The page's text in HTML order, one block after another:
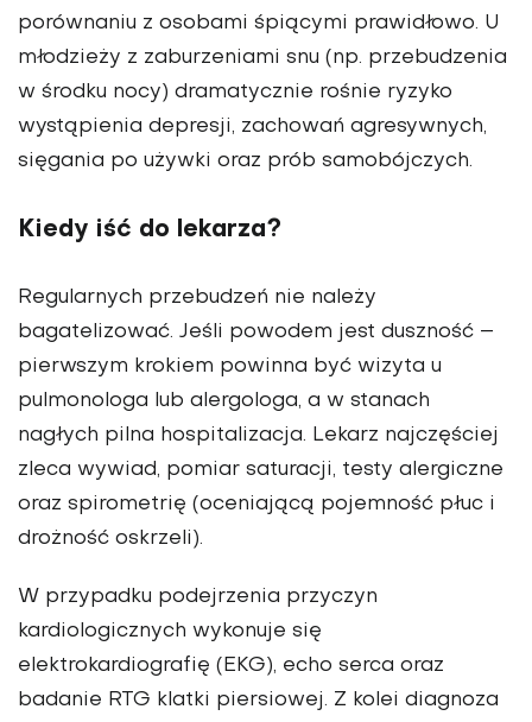
porównaniu z osobami śpiącymi prawidłowo. U
młodzieży z zaburzeniami snu (np. przebudzenia
w środku nocy) dramatycznie rośnie ryzyko
wystąpienia depresji, zachowań agresywnych,
sięgania po używki oraz prób samobójczych.
Kiedy iść do lekarza?
Regularnych przebudzeń nie należy
bagatelizować. Jeśli powodem jest duszność –
pierwszym krokiem powinna być wizyta u
pulmonologa lub alergologa, a w stanach
nagłych pilna hospitalizacja. Lekarz najczęściej
zleca wywiad, pomiar saturacji, testy alergiczne
oraz spirometrię (oceniającą pojemność płuc i
drożność oskrzeli).
W przypadku podejrzenia przyczyn
kardiologicznych wykonuje się
elektrokardiografię (EKG), echo serca oraz
badanie RTG klatki piersiowej. Z kolei diagnoza